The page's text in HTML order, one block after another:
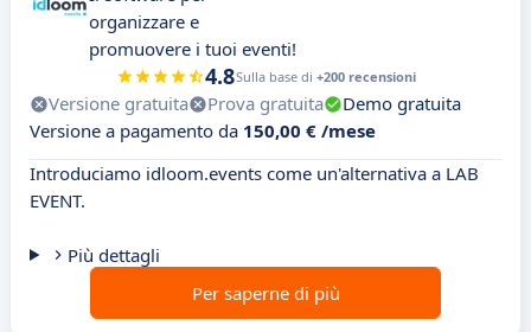
organizzare e
promuovere i tuoi eventi!
4.8Sulla base di +200 recensioni
Versione gratuita Prova gratuita
Demo gratuita
Versione a pagamento da 150,00 € /mese
Introduciamo idloom.events come un'alternativa a LAB
EVENT.
Più dettagli
Per saperne di più